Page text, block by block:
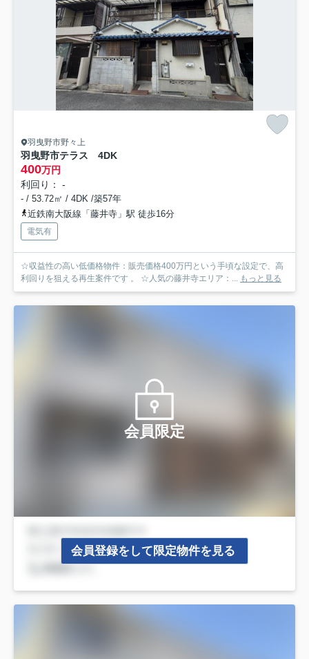
羽曳野市野々上
羽曳野市テラス 4DK
400万円
利回り： -
- / 53.72㎡ / 4DK /築57年
近鉄南大阪線「藤井寺」駅 徒歩16分
電気有
☆収益性の高い低価格物件：販売価格400万円という手頃な設定で、高
利回りを狙える再生案件です 。 ☆人気の藤井寺エリア：...
もっと見る
会員限定
会員登録をして限定物件を見る